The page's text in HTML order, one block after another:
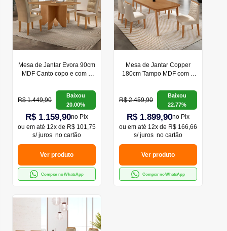
Mesa de Jantar Evora 90cm
MDF Canto copo e com 4
R$ 1.449,90
Baixou
20.00%
R$ 1.159,90no Pix
ou em até 12x de R$ 101,75
s/ juros no cartão
Ver produto
Comprar no WhatsApp
Mesa de Jantar Copper
180cm Tampo MDF com 6
Mobília
R$ 2.459,90
Baixou
22.77%
R$ 1.899,90no Pix
ou em até 12x de R$ 166,66
s/ juros no cartão
Ver produto
Comprar no WhatsApp